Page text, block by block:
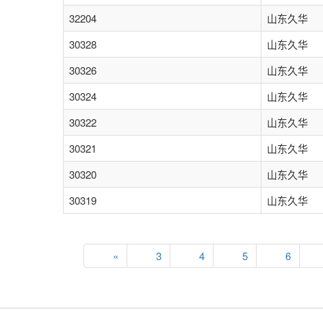
32204
山东久华
30328
山东久华
30326
山东久华
30324
山东久华
30322
山东久华
30321
山东久华
30320
山东久华
30319
山东久华
« 3 4 5 6